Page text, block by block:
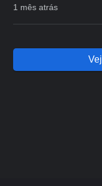
1 mês atrás